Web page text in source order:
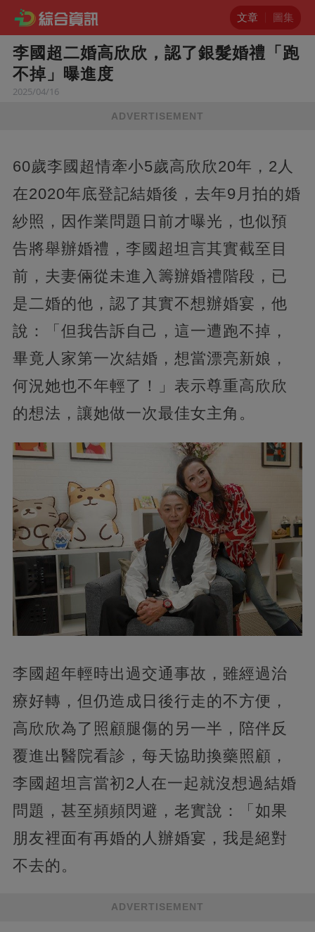
文章 圖集
李國超二婚高欣欣，認了銀髮婚禮「跑
不掉」曝進度
2025/04/16
ADVERTISEMENT
60歲李國超情牽小5歲高欣欣20年，2人
在2020年底登記結婚後，去年9月拍的婚
紗照，因作業問題日前才曝光，也似預
告將舉辦婚禮，李國超坦言其實截至目
前，夫妻倆從未進入籌辦婚禮階段，已
是二婚的他，認了其實不想辦婚宴，他
說：「但我告訴自己，這一遭跑不掉，
畢竟人家第一次結婚，想當漂亮新娘，
何況她也不年輕了！」表示尊重高欣欣
的想法，讓她做一次最佳女主角。
李國超年輕時出過交通事故，雖經過治
療好轉，但仍造成日後行走的不方便，
高欣欣為了照顧腿傷的另一半，陪伴反
覆進出醫院看診，每天協助換藥照顧，
李國超坦言當初2人在一起就沒想過結婚
問題，甚至頻頻閃避，老實說：「如果
朋友裡面有再婚的人辦婚宴，我是絕對
不去的。
ADVERTISEMENT